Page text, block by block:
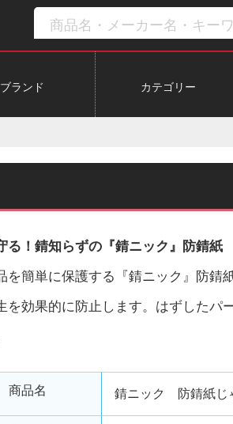
カテゴリー
ブランド
る！錆知らずの『錆ニック』防錆紙
を簡単に保護する『錆ニック』防錆
を効果的に防止します。はずしたパ
商品名 錆ニック 防錆紙